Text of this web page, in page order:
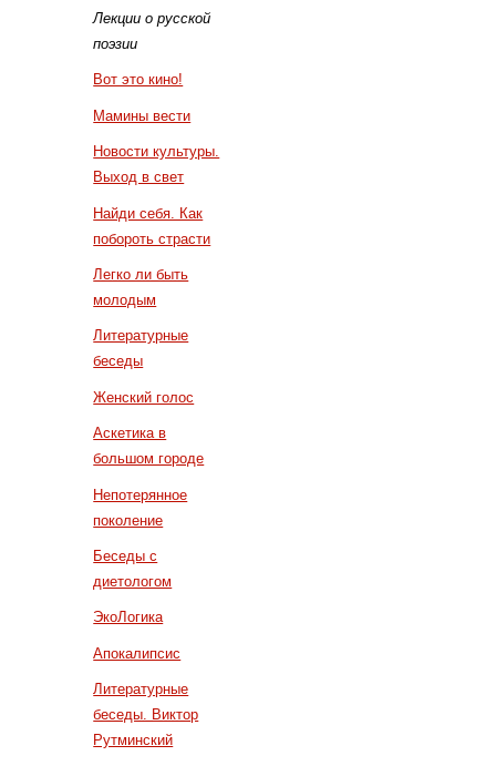
Лекции о русской
поэзии
Вот это кино!
Мамины вести
Новости культуры.
Выход в свет
Найди себя. Как
побороть страсти
Легко ли быть
молодым
Литературные
беседы
Женский голос
Аскетика в
большом городе
Непотерянное
поколение
Беседы с
диетологом
ЭкоЛогика
Апокалипсис
Литературные
беседы. Виктор
Рутминский